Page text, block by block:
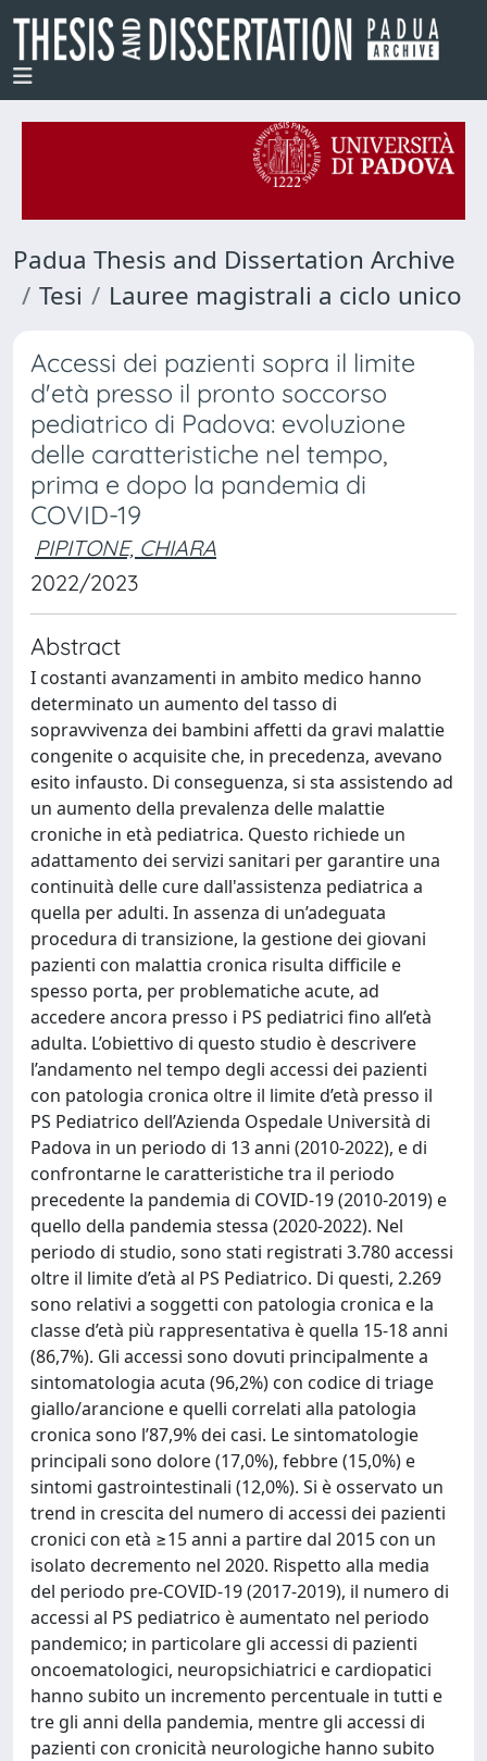
Padua Thesis and Dissertation Archive
Tesi
Lauree magistrali a ciclo unico
Accessi dei pazienti sopra il limite
d'età presso il pronto soccorso
pediatrico di Padova: evoluzione
delle caratteristiche nel tempo,
prima e dopo la pandemia di
COVID-19
PIPITONE, CHIARA
2022/2023
Abstract
I costanti avanzamenti in ambito medico hanno
determinato un aumento del tasso di
sopravvivenza dei bambini affetti da gravi malattie
congenite o acquisite che, in precedenza, avevano
esito infausto. Di conseguenza, si sta assistendo ad
un aumento della prevalenza delle malattie
croniche in età pediatrica. Questo richiede un
adattamento dei servizi sanitari per garantire una
continuità delle cure dall'assistenza pediatrica a
quella per adulti. In assenza di un’adeguata
procedura di transizione, la gestione dei giovani
pazienti con malattia cronica risulta difficile e
spesso porta, per problematiche acute, ad
accedere ancora presso i PS pediatrici fino all’età
adulta. L’obiettivo di questo studio è descrivere
l’andamento nel tempo degli accessi dei pazienti
con patologia cronica oltre il limite d’età presso il
PS Pediatrico dell’Azienda Ospedale Università di
Padova in un periodo di 13 anni (2010-2022), e di
confrontarne le caratteristiche tra il periodo
precedente la pandemia di COVID-19 (2010-2019) e
quello della pandemia stessa (2020-2022). Nel
periodo di studio, sono stati registrati 3.780 accessi
oltre il limite d’età al PS Pediatrico. Di questi, 2.269
sono relativi a soggetti con patologia cronica e la
classe d’età più rappresentativa è quella 15-18 anni
(86,7%). Gli accessi sono dovuti principalmente a
sintomatologia acuta (96,2%) con codice di triage
giallo/arancione e quelli correlati alla patologia
cronica sono l’87,9% dei casi. Le sintomatologie
principali sono dolore (17,0%), febbre (15,0%) e
sintomi gastrointestinali (12,0%). Si è osservato un
trend in crescita del numero di accessi dei pazienti
cronici con età ≥15 anni a partire dal 2015 con un
isolato decremento nel 2020. Rispetto alla media
del periodo pre-COVID-19 (2017-2019), il numero di
accessi al PS pediatrico è aumentato nel periodo
pandemico; in particolare gli accessi di pazienti
oncoematologici, neuropsichiatrici e cardiopatici
hanno subito un incremento percentuale in tutti e
tre gli anni della pandemia, mentre gli accessi di
pazienti con cronicità neurologiche hanno subito